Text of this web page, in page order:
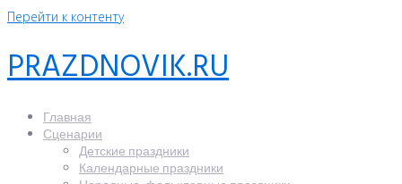
Перейти к контенту
PRAZDNOVIK.RU
Главная
Сценарии
Детские праздники
Календарные праздники